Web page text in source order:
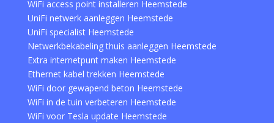
WiFi access point installeren Heemstede
UniFi netwerk aanleggen Heemstede
UniFi specialist Heemstede
Netwerkbekabeling thuis aanleggen Heemstede
Extra internetpunt maken Heemstede
Ethernet kabel trekken Heemstede
WiFi door gewapend beton Heemstede
WiFi in de tuin verbeteren Heemstede
WiFi voor Tesla update Heemstede